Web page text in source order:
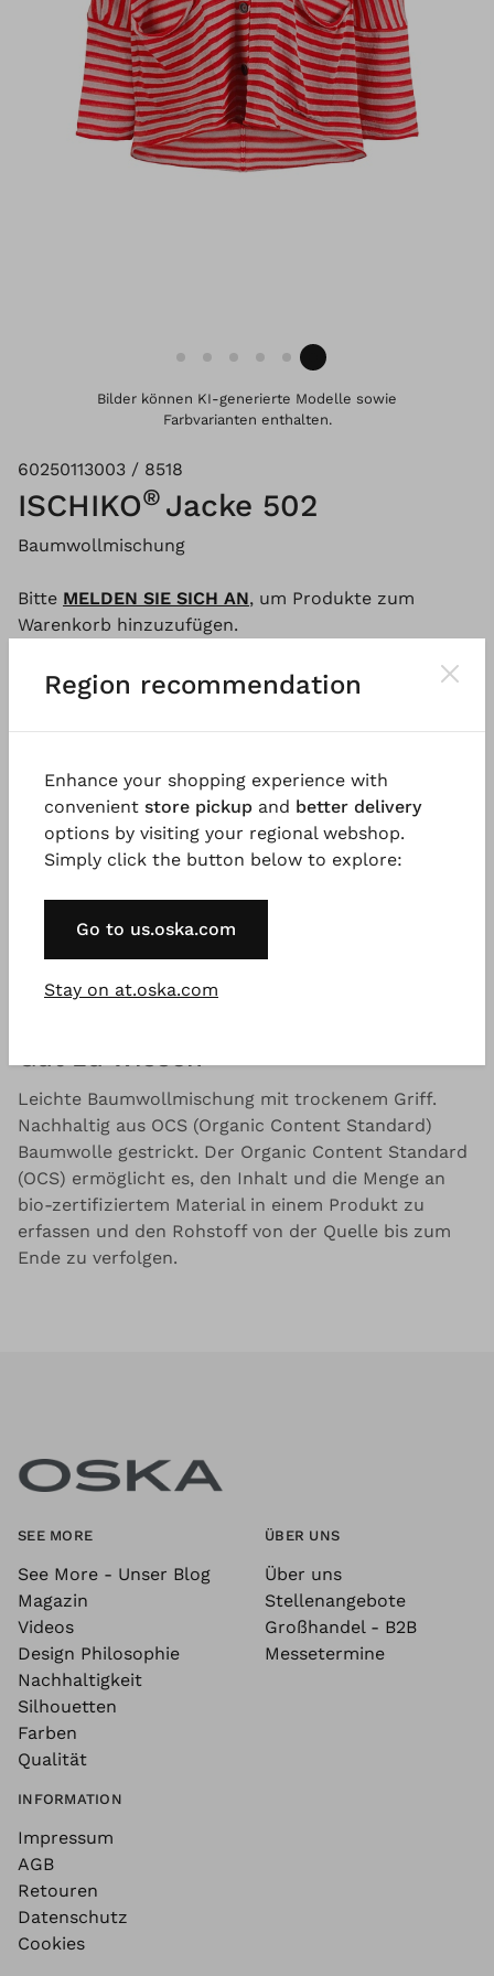
Bilder können KI-generierte Modelle sowie
Farbvarianten enthalten.
60250113003 / 8518
ISCHIKO® Jacke 502
Baumwollmischung
Bitte MELDEN SIE SICH AN, um Produkte zum
Warenkorb hinzuzufügen.
Die Strickjacke mit Kapuze aus leichter
Baumwollmischung ist unkompliziert und lässig. Das
Modell hat eine Oversize-Passform mit weit
überschnittenen Schultern, einer Knopfleiste vorne
und großen, eingearbeiteten Taschen. Die Jacke fällt
Looks.
Gut zu wissen
Leichte Baumwollmischung mit trockenem Griff.
Nachhaltig aus OCS (Organic Content Standard)
Baumwolle gestrickt. Der Organic Content Standard
(OCS) ermöglicht es, den Inhalt und die Menge an
bio-zertifiziertem Material in einem Produkt zu
erfassen und den Rohstoff von der Quelle bis zum
Ende zu verfolgen.
SEE MORE
See More - Unser Blog
Magazin
Videos
Design Philosophie
Nachhaltigkeit
Silhouetten
Farben
Qualität
ÜBER UNS
Über uns
Stellenangebote
Großhandel - B2B
Messetermine
INFORMATION
Impressum
AGB
Retouren
Datenschutz
Cookies
Region recommendation
Enhance your shopping experience with
convenient store pickup and better delivery
options by visiting your regional webshop.
Simply click the button below to explore:
Go to us.oska.com
Stay on at.oska.com